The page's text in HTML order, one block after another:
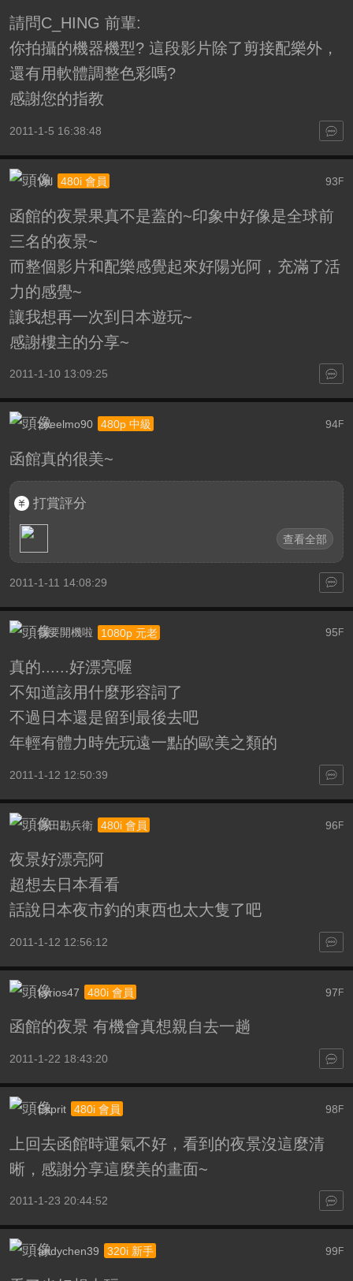
請問C_HING 前輩:
你拍攝的機器機型? 這段影片除了剪接配樂外，
還有用軟體調整色彩嗎?
感謝您的指教
2011-1-5 16:38:48
93F
Vol 480i 會員
函館的夜景果真不是蓋的~印象中好像是全球前
三名的夜景~
而整個影片和配樂感覺起來好陽光阿，充滿了活
力的感覺~
讓我想再一次到日本遊玩~
感謝樓主的分享~
2011-1-10 13:09:25
94F
zoeelmo90 480p 中級
函館真的很美~
打賞評分
查看全部
2011-1-11 14:08:29
95 F
我要開機啦 1080p 元老
真的......好漂亮喔
不知道該用什麼形容詞了
不過日本還是留到最後去吧
年輕有體力時先玩遠一點的歐美之類的
2011-1-12 12:50:39
96F
島田勘兵衛 480i 會員
夜景好漂亮阿
超想去日本看看
話說日本夜市釣的東西也太大隻了吧
2011-1-12 12:56:12
97F
kyrios47 480i 會員
函館的夜景 有機會真想親自去一趟
2011-1-22 18:43:20
98F
Esprit 480i 會員
上回去函館時運氣不好，看到的夜景沒這麼清
晰，感謝分享這麼美的畫面~
2011-1-23 20:44:52
99 F
andychen39 320i 新手